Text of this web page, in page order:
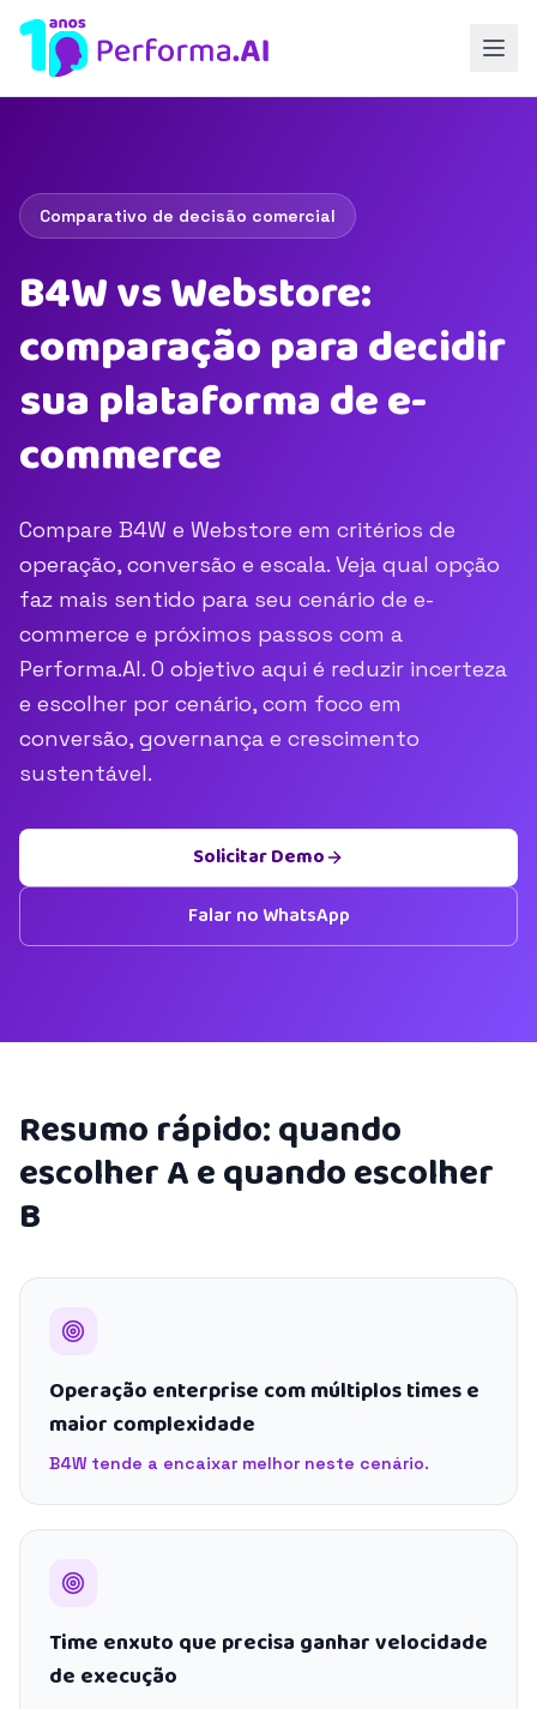
Comparativo de decisão comercial
B4W vs Webstore:
comparação para decidir
sua plataforma de e-
commerce
Compare B4W e Webstore em critérios de
operação, conversão e escala. Veja qual opção
faz mais sentido para seu cenário de e-
commerce e próximos passos com a
Performa.AI. O objetivo aqui é reduzir incerteza
e escolher por cenário, com foco em
conversão, governança e crescimento
sustentável.
Solicitar Demo
Falar no WhatsApp
Resumo rápido: quando
escolher A e quando escolher
B
Operação enterprise com múltiplos times e
maior complexidade
B4W tende a encaixar melhor neste cenário.
Time enxuto que precisa ganhar velocidade
de execução